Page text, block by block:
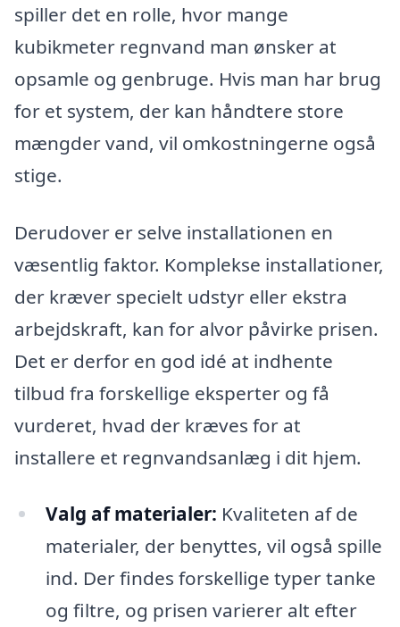
spiller det en rolle, hvor mange
kubikmeter regnvand man ønsker at
opsamle og genbruge. Hvis man har brug
for et system, der kan håndtere store
mængder vand, vil omkostningerne også
stige.
Derudover er selve installationen en
væsentlig faktor. Komplekse installationer,
der kræver specielt udstyr eller ekstra
arbejdskraft, kan for alvor påvirke prisen.
Det er derfor en god idé at indhente
tilbud fra forskellige eksperter og få
vurderet, hvad der kræves for at
installere et regnvandsanlæg i dit hjem.
Valg af materialer: Kvaliteten af de
materialer, der benyttes, vil også spille
ind. Der findes forskellige typer tanke
og filtre, og prisen varierer alt efter